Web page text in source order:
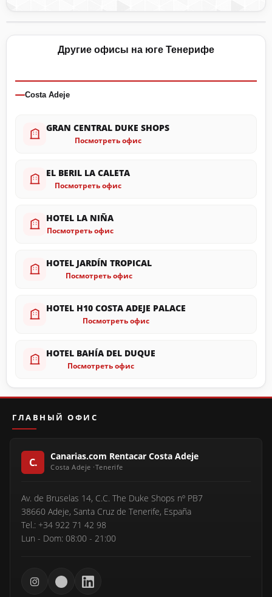
Другие офисы на юге Тенерифе
Costa Adeje
GRAN CENTRAL DUKE SHOPS
Посмотреть офис
EL BERIL LA CALETA
Посмотреть офис
HOTEL LA NIÑA
Посмотреть офис
HOTEL JARDÍN TROPICAL
Посмотреть офис
HOTEL H10 COSTA ADEJE PALACE
Посмотреть офис
HOTEL BAHÍA DEL DUQUE
Посмотреть офис
ГЛАВНЫЙ ОФИС
Canarias.com Rentacar Costa Adeje
Av. de Bruselas 14, C.C. The Duke Shops nº PB7
38660 Adeje, Santa Cruz de Tenerife, España
Tel.: +34 922 71 42 98
Lun - Dom: 08:00 - 21:00